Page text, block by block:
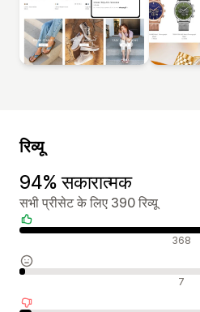
रिव्यू
94% सकारात्मक
सभी प्रीसेट के लिए 390 रिव्यू
सकारात्मक रिव्यू 368
न्यूट्रल रिव्यू 7